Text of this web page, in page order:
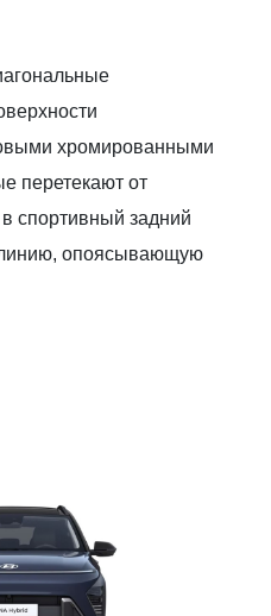
хромированными
перетекают от
спортивный задний
опоясывающую